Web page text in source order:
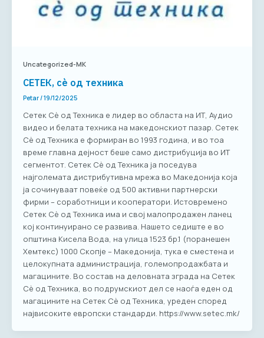
Uncategorized-MK
СЕТЕК, сè од техника
Petar/19/12/2025
Сетек Сè од Техника е лидер во областа на ИТ, Аудио
видео и белата техника на македонскиот пазар. Сетек
Сè од Техника е формиран во 1993 година, и во тоа
време главна дејност беше само дистрибуција во ИТ
сегментот. Сетек Сè од Техника ја поседува
најголемата дистрибутивна мрежа во Македонија која
ја сочинуваат повеќе од 500 активни партнерски
фирми – соработници и кооператори. Истовремено
Сетек Сè од Техника има и свој малопродажен ланец
кој континуирано се развива. Нашето седиште е во
општина Кисела Вода, на улица 1523 бр.1 (поранешен
Хемтекс) 1000 Скопје – Македонија, тука е сместена и
целокупната администрација, големопродажбата и
магацините. Во состав на деловната зграда на Сетек
Сè од Техника, во подрумскиот дел се наоѓа еден од
магацините на Сетек Сè од Техника, уреден според
највисоките европски стандарди. https://www.setec.mk/